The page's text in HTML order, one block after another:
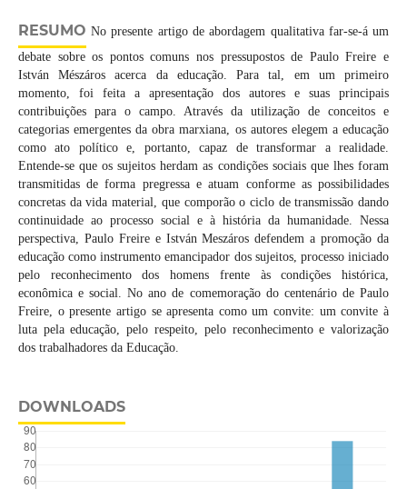
RESUMO No presente artigo de abordagem qualitativa far-se-á um
debate sobre os pontos comuns nos pressupostos de Paulo Freire e
István Mészáros acerca da educação. Para tal, em um primeiro
momento, foi feita a apresentação dos autores e suas principais
contribuições para o campo. Através da utilização de conceitos e
categorias emergentes da obra marxiana, os autores elegem a educação
como ato político e, portanto, capaz de transformar a realidade.
Entende-se que os sujeitos herdam as condições sociais que lhes foram
transmitidas de forma pregressa e atuam conforme as possibilidades
concretas da vida material, que comporão o ciclo de transmissão dando
continuidade ao processo social e à história da humanidade. Nessa
perspectiva, Paulo Freire e István Meszáros defendem a promoção da
educação como instrumento emancipador dos sujeitos, processo iniciado
pelo reconhecimento dos homens frente às condições histórica,
econômica e social. No ano de comemoração do centenário de Paulo
Freire, o presente artigo se apresenta como um convite: um convite à
luta pela educação, pelo respeito, pelo reconhecimento e valorização
dos trabalhadores da Educação.
DOWNLOADS